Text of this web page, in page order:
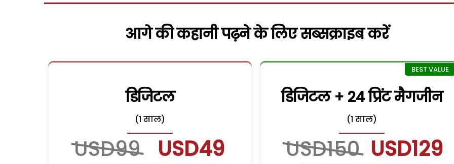
आगे की कहानी पढ़ने के लिए सब्सक्राइब करें
डिजिटल
(1 साल)
USD99 USD49
डिजिटल + 24 प्रिंट मैगजीन
(1 साल)
USD150 USD129